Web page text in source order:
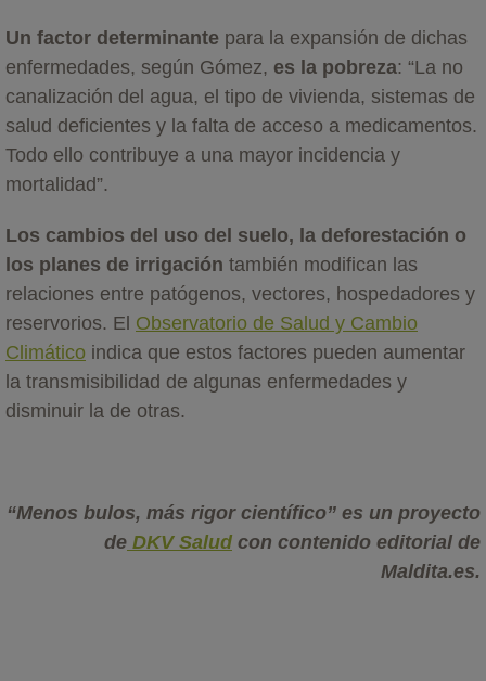
Un factor determinante para la expansión de dichas
enfermedades, según Gómez, es la pobreza: “La no
canalización del agua, el tipo de vivienda, sistemas de
salud deficientes y la falta de acceso a medicamentos.
Todo ello contribuye a una mayor incidencia y
mortalidad”.
Los cambios del uso del suelo, la deforestación o
los planes de irrigación también modifican las
relaciones entre patógenos, vectores, hospedadores y
reservorios. El Observatorio de Salud y Cambio
Climático indica que estos factores pueden aumentar
la transmisibilidad de algunas enfermedades y
disminuir la de otras.
“Menos bulos, más rigor científico” es un proyecto
de DKV Salud con contenido editorial de
Maldita.es.